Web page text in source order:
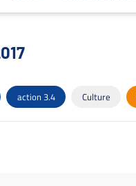
- POR Puglia
action 3.4 Culture